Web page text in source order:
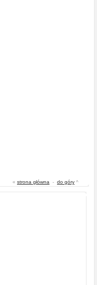
« strona główna - do góry ^